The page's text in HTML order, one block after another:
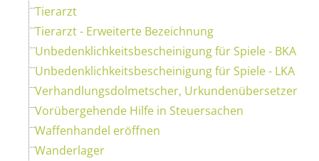
Tierarzt
Tierarzt - Erweiterte Bezeichnung
Unbedenklichkeitsbescheinigung für Spiele - BKA
Unbedenklichkeitsbescheinigung für Spiele - LKA
Verhandlungsdolmetscher, Urkundenübersetzer
Vorübergehende Hilfe in Steuersachen
Waffenhandel eröffnen
Wanderlager